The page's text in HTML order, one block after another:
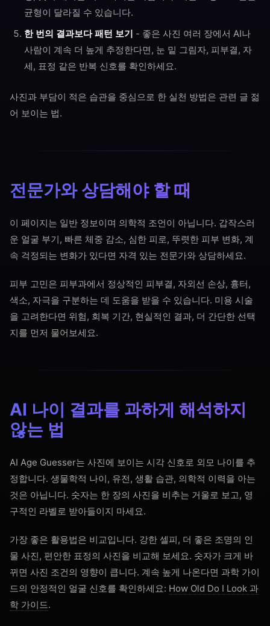
균형이 달라질 수 있습니다.
한 번의 결과보다 패턴 보기 - 좋은 사진 여러 장에서 AI나
사람이 계속 더 높게 추정한다면, 눈 밑 그림자, 피부결, 자
세, 표정 같은 반복 신호를 확인하세요.
사진과 부담이 적은 습관을 중심으로 한 실천 방법은 관련 글 젊
어 보이는 법.
전문가와 상담해야 할 때
이 페이지는 일반 정보이며 의학적 조언이 아닙니다. 갑작스러
운 얼굴 부기, 빠른 체중 감소, 심한 피로, 뚜렷한 피부 변화, 계
속 걱정되는 변화가 있다면 자격 있는 전문가와 상담하세요.
피부 고민은 피부과에서 정상적인 피부결, 자외선 손상, 흉터,
색소, 자극을 구분하는 데 도움을 받을 수 있습니다. 미용 시술
을 고려한다면 위험, 회복 기간, 현실적인 결과, 더 간단한 선택
지를 먼저 물어보세요.
AI 나이 결과를 과하게 해석하지
않는 법
AI Age Guesser는 사진에 보이는 시각 신호로 외모 나이를 추
정합니다. 생물학적 나이, 유전, 생활 습관, 의학적 이력을 아는
것은 아닙니다. 숫자는 한 장의 사진을 비추는 거울로 보고, 영
구적인 라벨로 받아들이지 마세요.
가장 좋은 활용법은 비교입니다. 강한 셀피, 더 좋은 조명의 인
물 사진, 편안한 표정의 사진을 비교해 보세요. 숫자가 크게 바
뀌면 사진 조건의 영향이 큽니다. 계속 높게 나온다면 과학 가이
드의 안정적인 얼굴 신호를 확인하세요: How Old Do I Look 과
학 가이드.